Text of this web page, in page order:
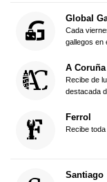
Global
Cada
gallegos en
A Coruña
Recibe de
destacada
Ferrol
Recibe
Santiago